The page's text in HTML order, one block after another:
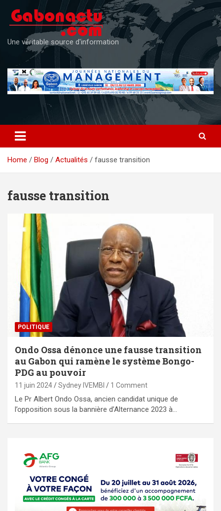
content
Une véritable source d'information
Home Blog Actualités fausse transition
fausse transition
POLITIQUE
Ondo Ossa dénonce une fausse transition
au Gabon qui ramène le système Bongo-
PDG au pouvoir
11 juin 2024 Sydney IVEMBI 1 Comment
Le Pr Albert Ondo Ossa, ancien candidat unique de
l’opposition sous la bannière d’Alternance 2023 à…